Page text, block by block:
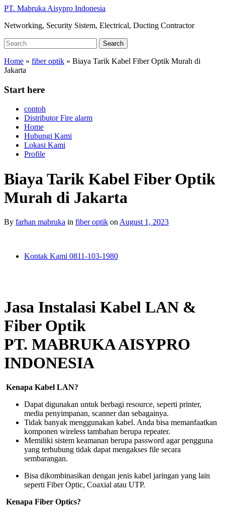
Skip
main
PT. Mabruka Aisypro Indonesia
Networking, Security Sistem, Electrical, Ducting Contractor
Search
for:
Search
Home » fiber optik » Biaya Tarik Kabel Fiber Optik Murah di
Jakarta
Start here
contoh
Distributor Fire alarm
Home
Hubungi Kami
Lokasi Kami
Profile
Biaya Tarik Kabel Fiber Optik
Murah di Jakarta
By farhan mabruka in fiber optik on August 1, 2023
Kontak Kami 0811-103-1980
Jasa Instalasi Kabel LAN &
Fiber Optik
PT. MABRUKA AISYPRO
INDONESIA
Kenapa Kabel LAN?
Dapat digunakan untuk berbagi resource, seperti printer,
media penyimpanan, scanner dan sebagainya.
Tidak banyak menggunakan kabel. Anda bisa memanfaatkan
komponen wireless tambahan berupa repeater.
Memiliki sistem keamanan berupa password agar pengguna
yang terhubung tidak dapat mengakses file secara
sembarangan.
Bisa dikombinasikan dengan jenis kabel jaringan yang lain
seperti Fiber Optic, Coaxial atau UTP.
Kenapa Fiber Optics?